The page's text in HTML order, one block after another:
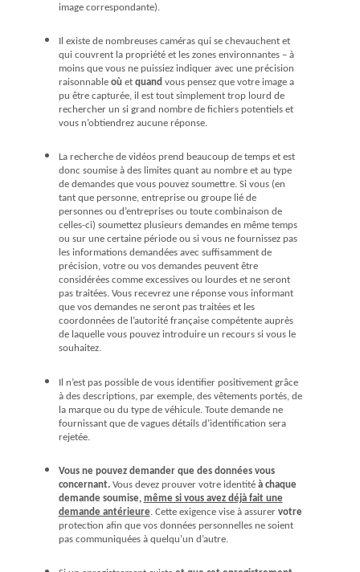
image correspondante).
Il existe de nombreuses caméras qui se chevauchent et
qui couvrent la propriété et les zones environnantes – à
moins que vous ne puissiez indiquer avec une précision
raisonnable oùet quand vous pensez que votre image a
pu être capturée, il est tout simplement trop lourd de
rechercher un si grand nombre de fichiers potentiels et
vous n’obtiendrez aucune réponse.
La recherche de vidéos prend beaucoup de temps et est
donc soumise à des limites quant au nombre et au type
de demandes que vous pouvez soumettre. Si vous (en
tant que personne, entreprise ou groupe lié de
personnes ou d’entreprises ou toute combinaison de
celles-ci) soumettez plusieurs demandes en même temps
ou sur une certaine période ou si vous ne fournissez pas
les informations demandées avec suffisamment de
précision, votre ou vos demandes peuvent être
considérées comme excessives ou lourdes et ne seront
pas traitées. Vous recevrez une réponse vous informant
que vos demandes ne seront pas traitées et les
coordonnées de l’autorité française compétente auprès
de laquelle vous pouvez introduire un recours si vous le
souhaitez.
Il n’est pas possible de vous identifier positivement grâce
à des descriptions, par exemple, des vêtements portés, de
la marque ou du type de véhicule. Toute demande ne
fournissant que de vagues détails d’identification sera
rejetée.
Vous ne pouvez demander que des données vous
concernant.Vous devez prouver votre identité à chaque
demande soumise, même si vous avez déjà fait une
demande antérieure. Cette exigence vise à assurer votre
protection afin que vos données personnelles ne soient
pas communiquées à quelqu’un d’autre.